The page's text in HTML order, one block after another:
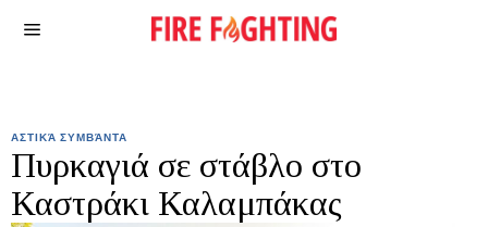
ΑΣΤΙΚΆ ΣΥΜΒΆΝΤΑ
Πυρκαγιά σε στάβλο στο
Καστράκι Καλαμπάκας